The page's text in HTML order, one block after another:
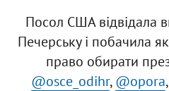
Посол США відвідала
Печерську і побачила
право обирати
@osce_odihr,@opora,